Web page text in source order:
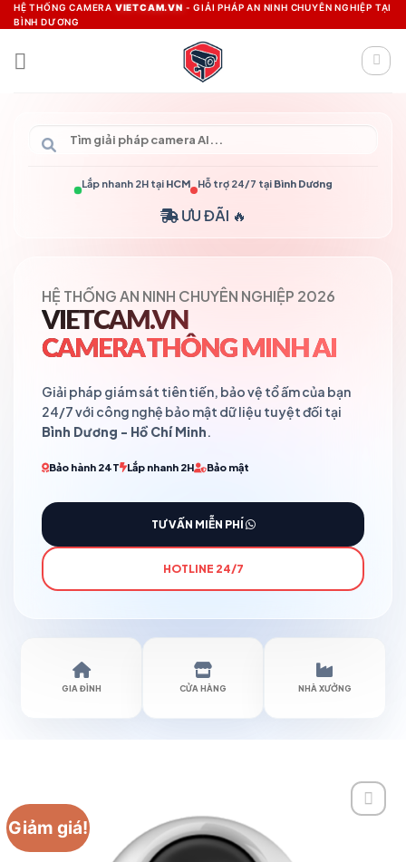
Skip
to
content
HỆ THỐNG CAMERA VIETCAM.VN - GIẢI PHÁP AN NINH CHUYÊN NGHIỆP TẠI
BÌNH DƯƠNG
Lắp nhanh 2H tại HCM Hỗ trợ 24/7 tại Bình Dương
ƯU ĐÃI 🔥
HỆ THỐNG AN NINH CHUYÊN NGHIỆP 2026
VIETCAM.VN
CAMERA THÔNG MINH AI
Giải pháp giám sát tiên tiến, bảo vệ tổ ấm của bạn
24/7 với công nghệ bảo mật dữ liệu tuyệt đối tại
Bình Dương - Hồ Chí Minh.
Bảo hành 24T Lắp nhanh 2H Bảo mật
TƯ VẤN MIỄN PHÍ
HOTLINE 24/7
GIA ĐÌNH CỬA HÀNG NHÀ XƯỞNG
Giảm giá!